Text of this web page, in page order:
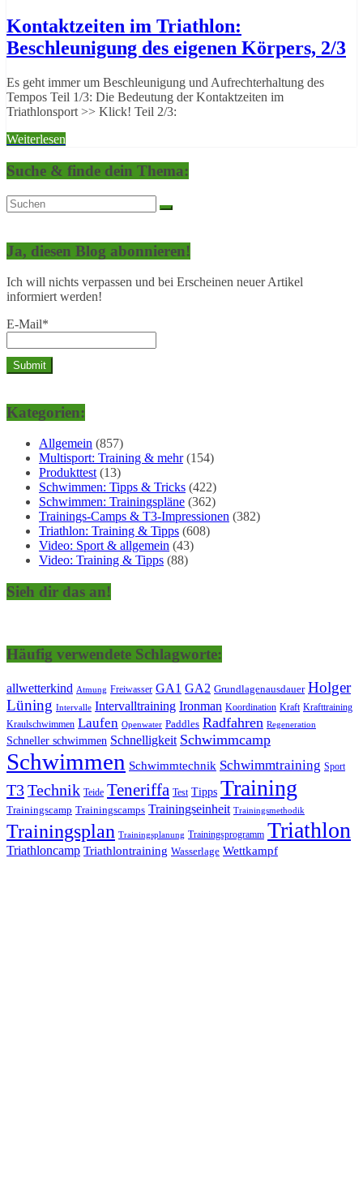
Kontaktzeiten im Triathlon:
Beschleunigung des eigenen Körpers, 2/3
Es geht immer um Beschleunigung und Aufrechterhaltung des
Tempos Teil 1/3: Die Bedeutung der Kontaktzeiten im
Triathlonsport >> Klick! Teil 2/3:
Weiterlesen
Suche & finde dein Thema:
Ja, diesen Blog abonnieren!
Ich will nichts verpassen und bei Erscheinen neuer Artikel
informiert werden!
E-Mail*
Kategorien:
Allgemein (857)
Multisport: Training & mehr(154)
Produkttest (13)
Schwimmen: Tipps & Tricks (422)
Schwimmen: Trainingspläne (362)
Trainings-Camps & T3-Impressionen (382)
Triathlon: Training & Tipps (608)
Video: Sport & allgemein (43)
Video: Training & Tipps (88)
Sieh dir das an!
Häufig verwendete Schlagworte:
allwetterkind Atmung Freiwasser GA1 GA2 Grundlagenausdauer Holger
Lüning Intervalle Intervalltraining Ironman Koordination Kraft Krafttraining
Kraulschwimmen Laufen Openwater Paddles Radfahren Regeneration
Schneller schwimmen Schnelligkeit Schwimmcamp
Schwimmen Schwimmtechnik Schwimmtraining Sport
T3Technik Teide Teneriffa Test Tipps Training
Trainingscamp Trainingscamps Trainingseinheit Trainingsmethodik
Trainingsplan Trainingsplanung Trainingsprogramm Triathlon
Triathloncamp Triathlontraining Wasserlage Wettkampf